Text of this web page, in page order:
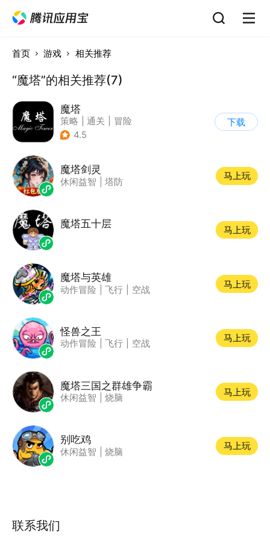
首页 游戏 相关推荐
“魔塔”的相关推荐(7)
魔塔
策略 通关
冒险
| 像素风
4.5
下载
魔塔剑灵
休闲益智 塔防
马上玩
魔塔五十层
马上玩
魔塔与英雄
动作冒险 飞行 空战
马上玩
怪兽之王
动作冒险 飞行 空战
马上玩
魔塔三国之群雄争霸
休闲益智 烧脑
马上玩
别吃鸡
休闲益智 烧脑
马上玩
联系我们